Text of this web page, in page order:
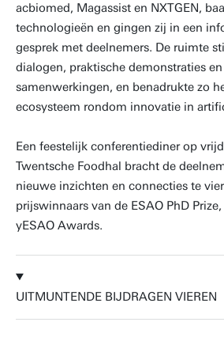
acbiomed, Magassist en NXTGEN,
technologieën en gingen zij in een
gesprek met deelnemers. De ruimte
dialogen, praktische demonstraties
samenwerkingen, en benadrukte zo
ecosysteem rondom innovatie in
Een feestelijk conferentiediner op
Twentsche Foodhal bracht de
nieuwe inzichten en connecties te
prijswinnaars van de ESAO PhD
yESAO Awards.
UITMUNTENDE BIJDRAGEN VIEREN